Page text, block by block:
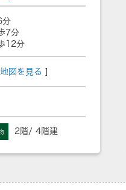
分
7分
12分
地図を見る
2階/ 4階建